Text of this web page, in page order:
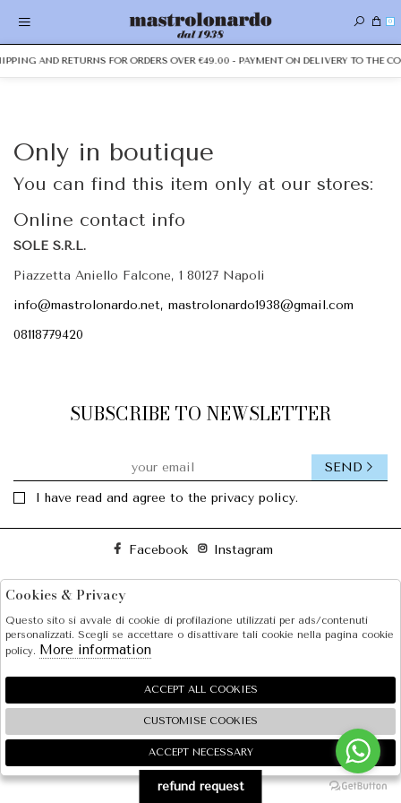
0
AND RETURNS FOR ORDERS OVER €49.00 - PAYMENT ON DELIVERY TO THE
Only in boutique
You can find this item only at our stores:
Online contact info
SOLE S.R.L.
Piazzetta Aniello Falcone, 1 80127 Napoli
info@mastrolonardo.net, mastrolonardo1938@gmail.com
08118779420
SUBSCRIBE TO NEWSLETTER
I have read and agree to the privacy policy.
SEND
Facebook Instagram
SHOPPING
EXTRA
gruppo Zucchetti
🍪
refund request
Cookies & Privacy
Questo sito si avvale di cookie di profilazione utilizzati per ads/contenuti
personalizzati. Scegli se accettare o disattivare tali cookie nella pagina cookie
policy. More information
ACCEPT ALL COOKIES
CUSTOMISE COOKIES
ACCEPT NECESSARY